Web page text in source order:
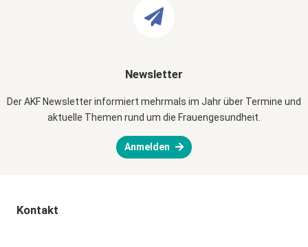
Newsletter
Der AKF Newsletter informiert mehrmals im Jahr über Termine und
aktuelle Themen rund um die Frauengesundheit.
Anmelden
Kontakt